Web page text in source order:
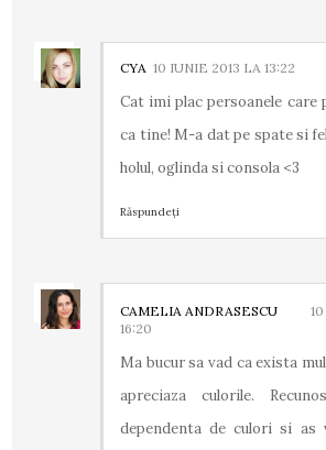
CYA 10 IUNIE 2013 LA 13:22
Cat imi plac persoanele care
ca tine! M-a dat pe spate si
holul, oglinda si consola <3
Răspundeți
CAMELIA ANDRASESCU
16:20
Ma bucur sa vad ca exista
apreciaza culorile.
dependenta de culori si as